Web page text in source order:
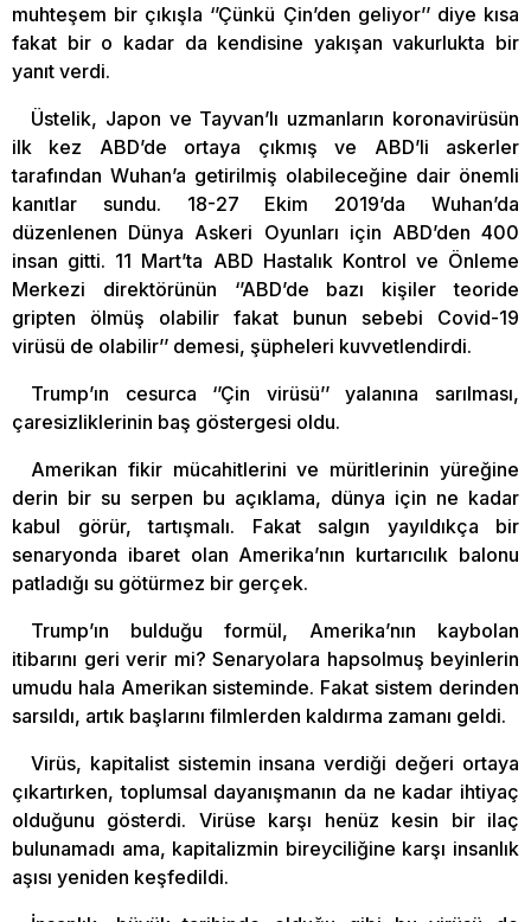
muhteşem bir çıkışla ‘’Çünkü Çin’den geliyor’’ diye kısa
fakat bir o kadar da kendisine yakışan vakurlukta bir
yanıt verdi.
Üstelik, Japon ve Tayvan’lı uzmanların koronavirüsün
ilk kez ABD’de ortaya çıkmış ve ABD’li askerler
tarafından Wuhan’a getirilmiş olabileceğine dair önemli
kanıtlar sundu. 18-27 Ekim 2019’da Wuhan’da
düzenlenen Dünya Askeri Oyunları için ABD’den 400
insan gitti. 11 Mart’ta ABD Hastalık Kontrol ve Önleme
Merkezi direktörünün ‘’ABD’de bazı kişiler teoride
gripten ölmüş olabilir fakat bunun sebebi Covid-19
virüsü de olabilir’’ demesi, şüpheleri kuvvetlendirdi.
Trump’ın cesurca ‘’Çin virüsü’’ yalanına sarılması,
çaresizliklerinin baş göstergesi oldu.
Amerikan fikir mücahitlerini ve müritlerinin yüreğine
derin bir su serpen bu açıklama, dünya için ne kadar
kabul görür, tartışmalı. Fakat salgın yayıldıkça bir
senaryonda ibaret olan Amerika’nın kurtarıcılık balonu
patladığı su götürmez bir gerçek.
Trump’ın bulduğu formül, Amerika’nın kaybolan
itibarını geri verir mi? Senaryolara hapsolmuş beyinlerin
umudu hala Amerikan sisteminde. Fakat sistem derinden
sarsıldı, artık başlarını filmlerden kaldırma zamanı geldi.
Virüs, kapitalist sistemin insana verdiği değeri ortaya
çıkartırken, toplumsal dayanışmanın da ne kadar ihtiyaç
olduğunu gösterdi. Virüse karşı henüz kesin bir ilaç
bulunamadı ama, kapitalizmin bireyciliğine karşı insanlık
aşısı yeniden keşfedildi.